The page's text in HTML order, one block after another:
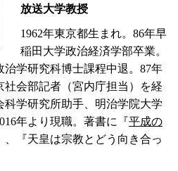
放送大学教授
1962年東京都生まれ。86年早
稲田大学政治経済学部卒業。
学研究科博士課程中退。87年
社会部記者（宮内庁担当）を経
科学研究所助手、明治学院大学
年より現職。著書に『平成の
、『天皇は宗教とどう向き合っ